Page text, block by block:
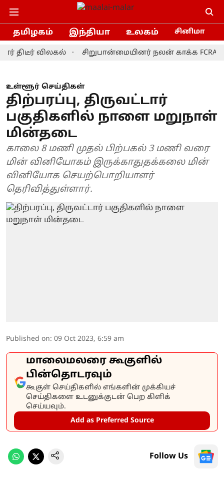
தமிழகம் இந்தியா உலகம் சினிமா
விலகல் சிறுபான்மையினர் நலன் காக்க FCRA
உள்ளூர் செய்திகள்
திற்பரப்பு, திருவட்டார்
பகுதிகளில் நாளை மறுநாள்
மின்தடை
காலை 8 மணி முதல் பிற்பகல் 3 மணி வரை
மின் வினியோகம் இருக்காதுதக்கலை மின்
வினியோக செயற்பொறியாளர்
தெரிவித்துள்ளார்.
Published on: 09 Oct 2023, 6:59 am
மாலைமலரை கூகுளில்
பின்தொடரவும்
கூகுள் செய்திகளில் எங்களின் முக்கியச்
செய்திகளை உடனுக்குடன் பெற கிளிக்
செய்யவும்.
Add as Preferred Source
Follow Us